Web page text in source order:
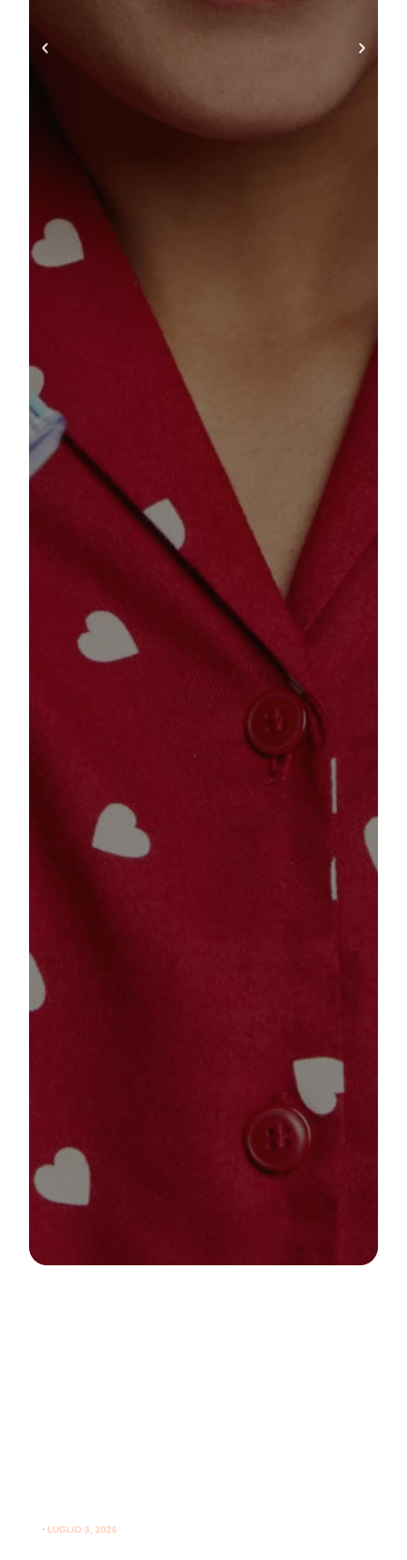
⋅ LUGLIO 3, 2026